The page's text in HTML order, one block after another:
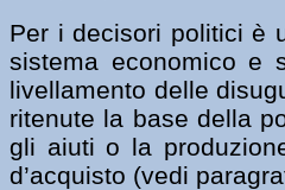
Per i decisori politici è
sistema economico e
livellamento delle
ritenute la base della
gli aiuti o la
d’acquisto (vedi